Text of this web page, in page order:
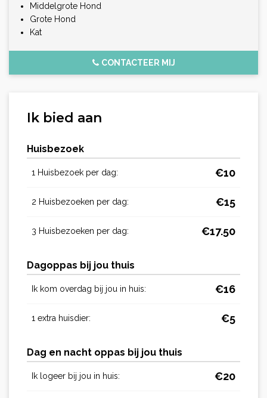
Middelgrote Hond
Grote Hond
Kat
CONTACTEER MIJ
Ik bied aan
Huisbezoek
1 Huisbezoek per dag: €10
2 Huisbezoeken per dag: €15
3 Huisbezoeken per dag: €17.50
Dagoppas bij jou thuis
Ik kom overdag bij jou in huis: €16
1 extra huisdier: €5
Dag en nacht oppas bij jou thuis
Ik logeer bij jou in huis: €20